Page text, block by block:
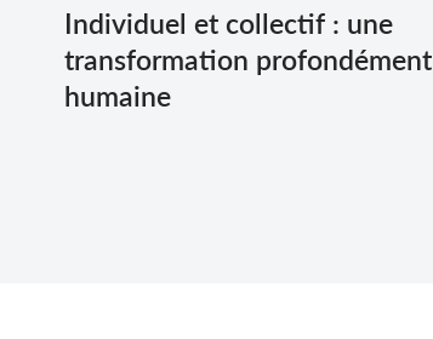
Individuel et collectif : une
transformation profondément
humaine